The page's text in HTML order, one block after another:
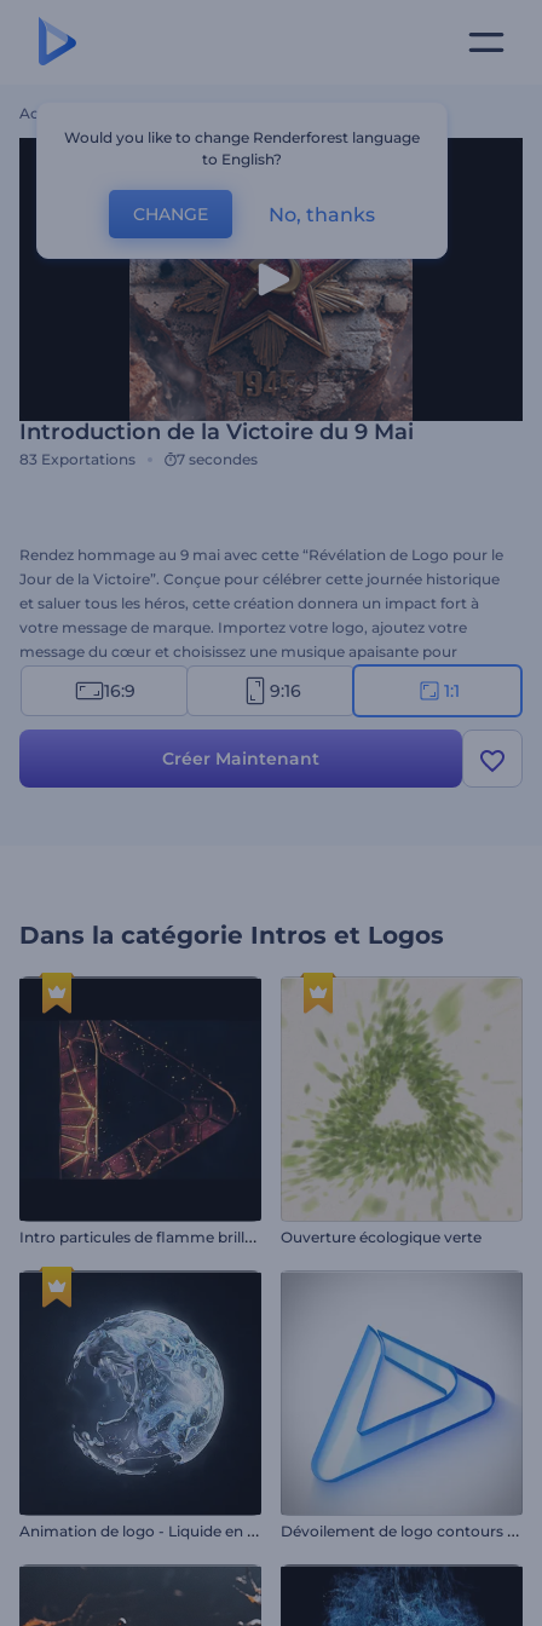
Accueil
Introduction de la Victoire du 9 Mai
83 Exportations 7 secondes
Rendez hommage au 9 mai avec cette “Révélation de Logo pour le
Jour de la Victoire”. Conçue pour célébrer cette journée historique
et saluer tous les héros, cette création donnera un impact fort à
votre message de marque. Importez votre logo, ajoutez votre
message du cœur et choisissez une musique apaisante pour
marquer ce moment. Parfait pour des vidéos commémoratives,
des messages de fête, ou des intros thématiques. Créez en
16:9 9:16 1:1
Créer Maintenant
Dans la catégorie Intros et Logos
I
ntro particules de flamme brillantes Ouverture écologique verte
A
nimation de logo - Liquide en rotation D
évoilement de logo contours nets
Would you like to change Renderforest language
to English?
CHANGE No, thanks